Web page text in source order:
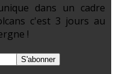
dans un cadre
c'est 3 jours au
!